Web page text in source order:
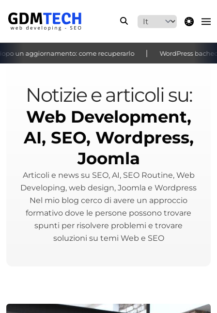
theme
aggiornamento: come recuperarlo WordPress bacheca
‹ ›
Notizie e articoli su:
Web Development,
AI, SEO, Wordpress,
Joomla
Articoli e news su SEO, AI, SEO Routine, Web
Developing, web design, Joomla e Wordpress
Nel mio blog cerco di avere un approccio
formativo dove le persone possono trovare
spunti per risolvere problemi e trovare
soluzioni su temi Web e SEO